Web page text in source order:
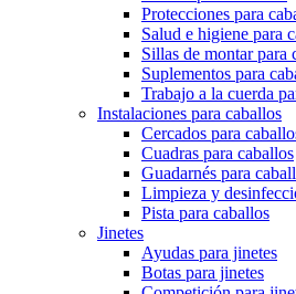
Protecciones para
Salud e higiene para
Sillas de montar para
Suplementos para
Trabajo a la cuerda
Instalaciones para caballos
Cercados para
Cuadras para caballos
Guadarnés para
Limpieza y
Pista para caballos
Jinetes
Ayudas para jinetes
Botas para jinetes